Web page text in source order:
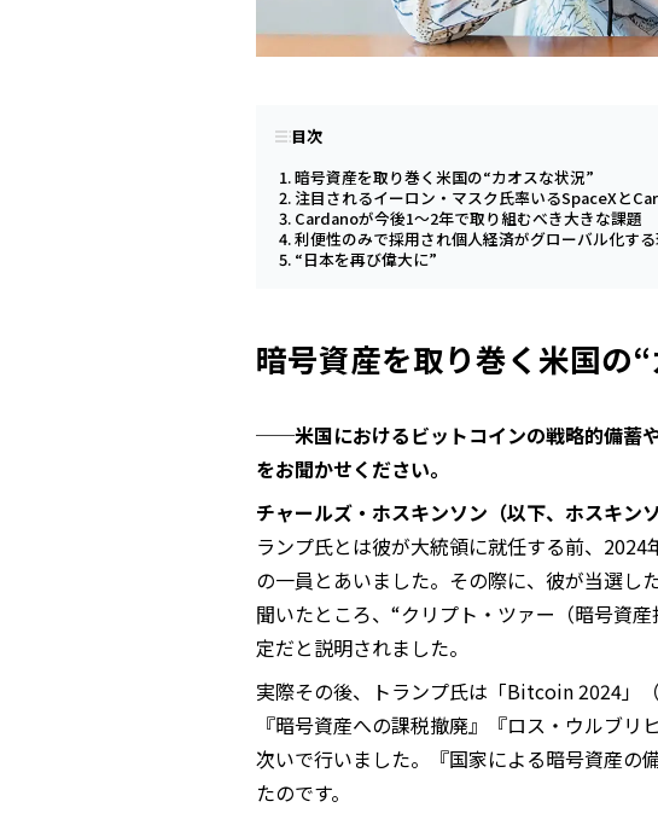
目次
暗号資産を取り巻く米国の“カオスな状況”
注目されるイーロン・マスク氏率いるSpaceXと
Cardanoが今後1〜2年で取り組むべき大きな課題
利便性のみで採用され個人経済がグローバル化す
“日本を再び偉大に”
暗号資産を取り巻く米国の
──米国におけるビットコインの戦略的備蓄
をお聞かせください。
チャールズ・ホスキンソン（以下、ホスキンソ
ランプ氏とは彼が大統領に就任する前、
の一員とあいました。その際に、彼が当選し
聞いたところ、“クリプト・ツァー（暗号資
定だと説明されました。
実際その後、トランプ氏は「Bitcoin 2024」
『暗号資産への課税撤廃』『ロス・ウルブ
次いで行いました。『国家による暗号資産の
たのです。